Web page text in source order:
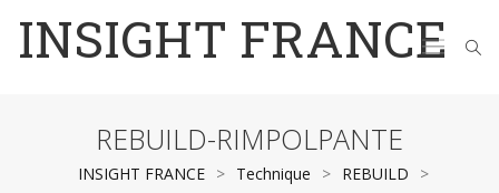
INSIGHT FRANCE
REBUILD-RIMPOLPANTE
INSIGHT FRANCE > Technique > REBUILD
>